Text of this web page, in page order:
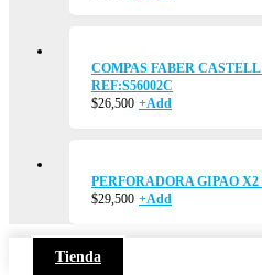
COMPAS FABER
REF:S56002C
$26,500 +Add
PERFORADORA GIPAO X2
$29,500 +Add
Tienda